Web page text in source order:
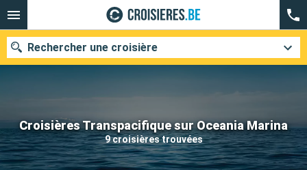
Croisières Transpacifique sur Oceania Marina
9 croisières trouvées
Rechercher une croisière
Nos destinations
Mois de départ